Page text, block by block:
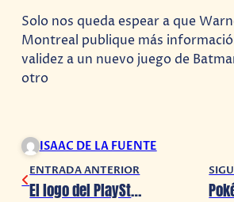
Solo nos queda espear a que
Montreal publique más
validez a un nuevo juego de
otro
ISAAC DE LA FUENTE
ENTRADA ANTERIOR
El logo del PlayStation 5 es la imágen más popular de una compañía en Instagram